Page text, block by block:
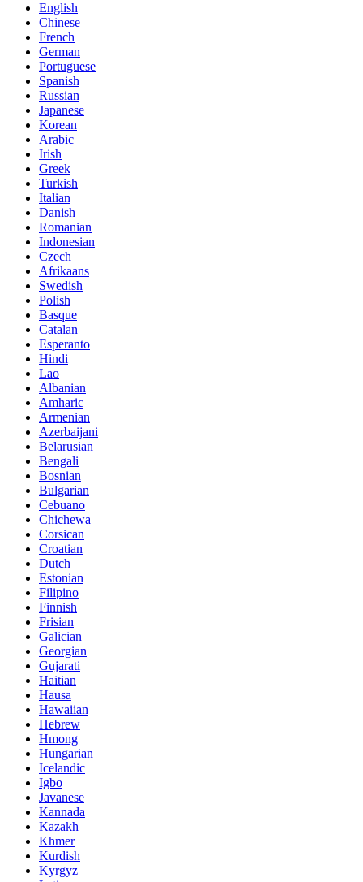
English
Chinese
French
German
Portuguese
Spanish
Russian
Japanese
Korean
Arabic
Irish
Greek
Turkish
Italian
Danish
Romanian
Indonesian
Czech
Afrikaans
Swedish
Polish
Basque
Catalan
Esperanto
Hindi
Lao
Albanian
Amharic
Armenian
Azerbaijani
Belarusian
Bengali
Bosnian
Bulgarian
Cebuano
Chichewa
Corsican
Croatian
Dutch
Estonian
Filipino
Finnish
Frisian
Galician
Georgian
Gujarati
Haitian
Hausa
Hawaiian
Hebrew
Hmong
Hungarian
Icelandic
Igbo
Javanese
Kannada
Kazakh
Khmer
Kurdish
Kyrgyz